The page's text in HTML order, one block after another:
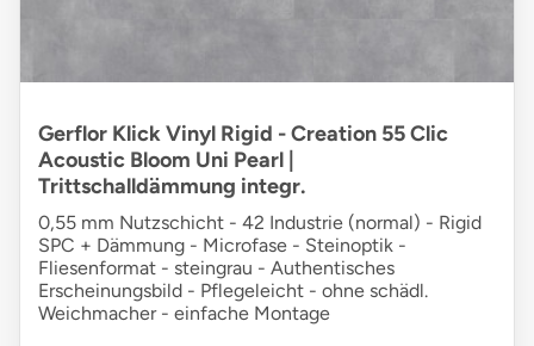
Gerflor Klick Vinyl Rigid - Creation 55 Clic
Acoustic Bloom Uni Pearl |
Trittschalldämmung integr.
0,55 mm Nutzschicht - 42 Industrie (normal) - Rigid
SPC + Dämmung - Microfase - Steinoptik -
Fliesenformat - steingrau - Authentisches
Erscheinungsbild - Pflegeleicht - ohne schädl.
Weichmacher - einfache Montage